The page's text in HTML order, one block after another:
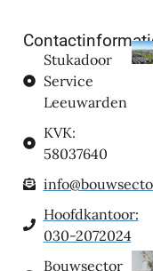
Stukadoor
Service
Leeuwarden
KVK:
58037640
Hoofdkantoor:
030-2072024
Bouwsector